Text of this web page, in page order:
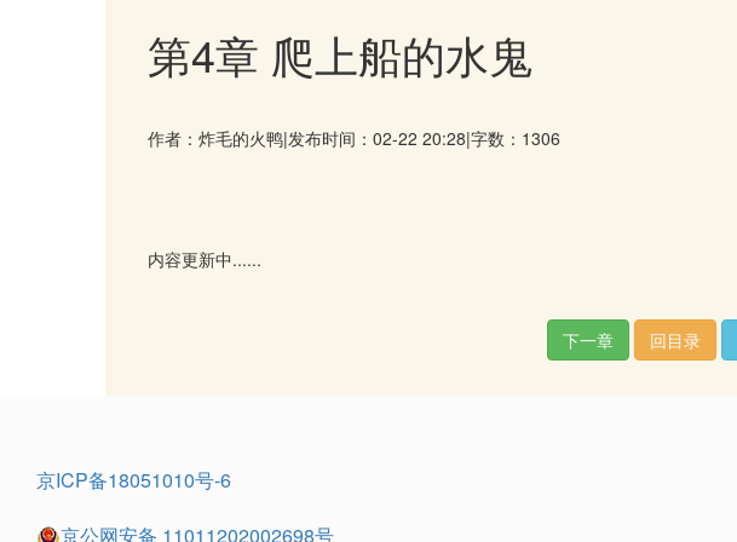
第4章 爬上船的水鬼
作者：炸毛的火鸭|发布时间：02-22 20:28|字数：1306
内容更新中......
下一章 回目录
京ICP备18051010号-6
京公网安备 11011202002698号